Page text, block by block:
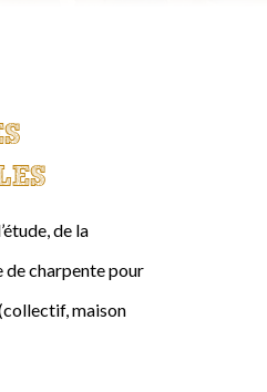
de la
charpente pour
maison